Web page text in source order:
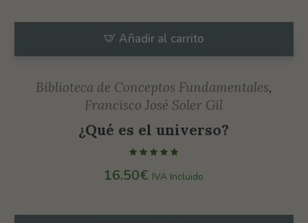
Añadir al carrito
Biblioteca de Conceptos Fundamentales,
Francisco José Soler Gil
¿Qué es el universo?
16.50€ IVA Incluido
Estas
son